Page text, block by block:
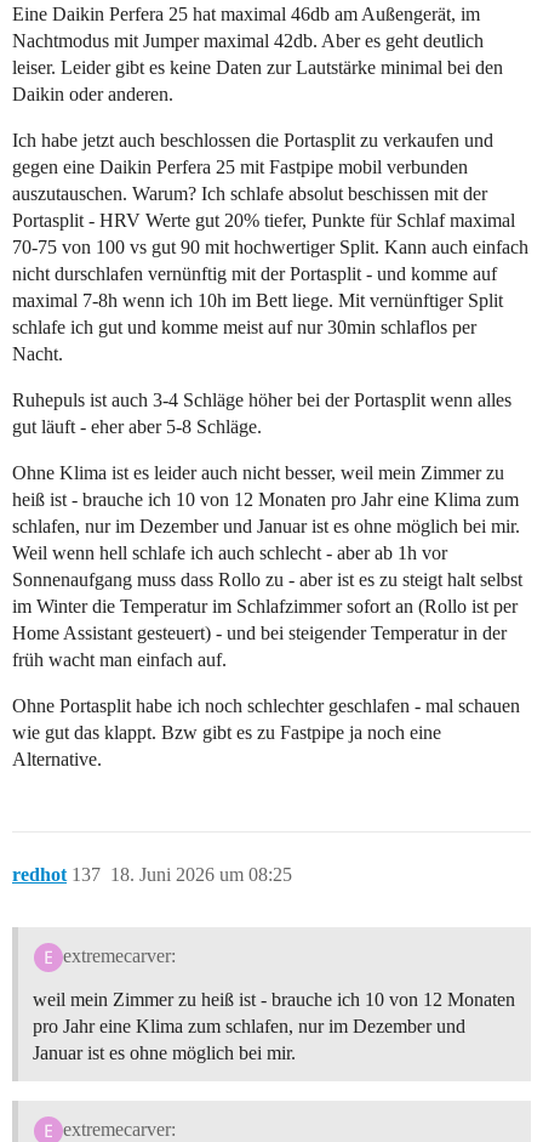
Eine Daikin Perfera 25 hat maximal 46db am Außengerät, im
Nachtmodus mit Jumper maximal 42db. Aber es geht deutlich
leiser. Leider gibt es keine Daten zur Lautstärke minimal bei den
Daikin oder anderen.
Ich habe jetzt auch beschlossen die Portasplit zu verkaufen und
gegen eine Daikin Perfera 25 mit Fastpipe mobil verbunden
auszutauschen. Warum? Ich schlafe absolut beschissen mit der
Portasplit - HRV Werte gut 20% tiefer, Punkte für Schlaf maximal
70-75 von 100 vs gut 90 mit hochwertiger Split. Kann auch einfach
nicht durschlafen vernünftig mit der Portasplit - und komme auf
maximal 7-8h wenn ich 10h im Bett liege. Mit vernünftiger Split
schlafe ich gut und komme meist auf nur 30min schlaflos per
Nacht.
Ruhepuls ist auch 3-4 Schläge höher bei der Portasplit wenn alles
gut läuft - eher aber 5-8 Schläge.
Ohne Klima ist es leider auch nicht besser, weil mein Zimmer zu
heiß ist - brauche ich 10 von 12 Monaten pro Jahr eine Klima zum
schlafen, nur im Dezember und Januar ist es ohne möglich bei mir.
Weil wenn hell schlafe ich auch schlecht - aber ab 1h vor
Sonnenaufgang muss dass Rollo zu - aber ist es zu steigt halt selbst
im Winter die Temperatur im Schlafzimmer sofort an (Rollo ist per
Home Assistant gesteuert) - und bei steigender Temperatur in der
früh wacht man einfach auf.
Ohne Portasplit habe ich noch schlechter geschlafen - mal schauen
wie gut das klappt. Bzw gibt es zu Fastpipe ja noch eine
Alternative.
redhot 18. Juni 2026 um 08:25
137
extremecarver:
weil mein Zimmer zu heiß ist - brauche ich 10 von 12 Monaten
pro Jahr eine Klima zum schlafen, nur im Dezember und
Januar ist es ohne möglich bei mir.
extremecarver: